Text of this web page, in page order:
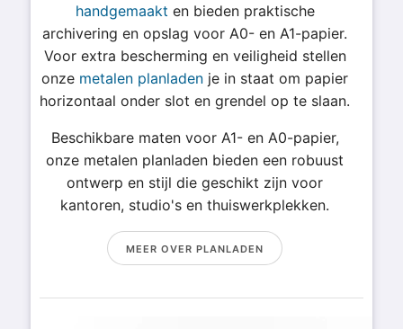
handgemaakt en bieden praktische
archivering en opslag voor A0- en A1-papier.
Voor extra bescherming en veiligheid stellen
onze metalen planladen je in staat om papier
horizontaal onder slot en grendel op te slaan.
Beschikbare maten voor A1- en A0-papier,
onze metalen planladen bieden een robuust
ontwerp en stijl die geschikt zijn voor
kantoren, studio's en thuiswerkplekken.
MEER OVER PLANLADEN